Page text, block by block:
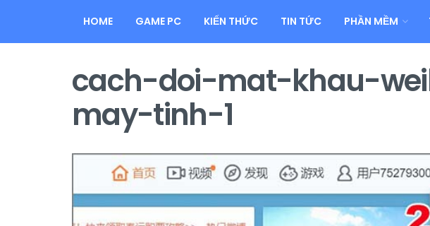
HOME GAME PC KIẾN THỨC TIN TỨC PHẦN MỀM
cach-doi-mat-khau-
may-tinh-1